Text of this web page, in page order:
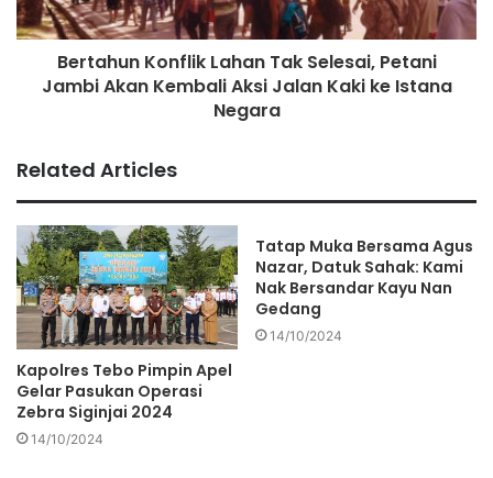
Bertahun Konflik Lahan Tak Selesai, Petani
Jambi Akan Kembali Aksi Jalan Kaki ke Istana
Negara
Related Articles
Kapolres Tebo Pimpin Apel
Gelar Pasukan Operasi
Zebra Siginjai 2024
14/10/2024
Tatap Muka Bersama Agus
Nazar, Datuk Sahak: Kami
Nak Bersandar Kayu Nan
Gedang
14/10/2024